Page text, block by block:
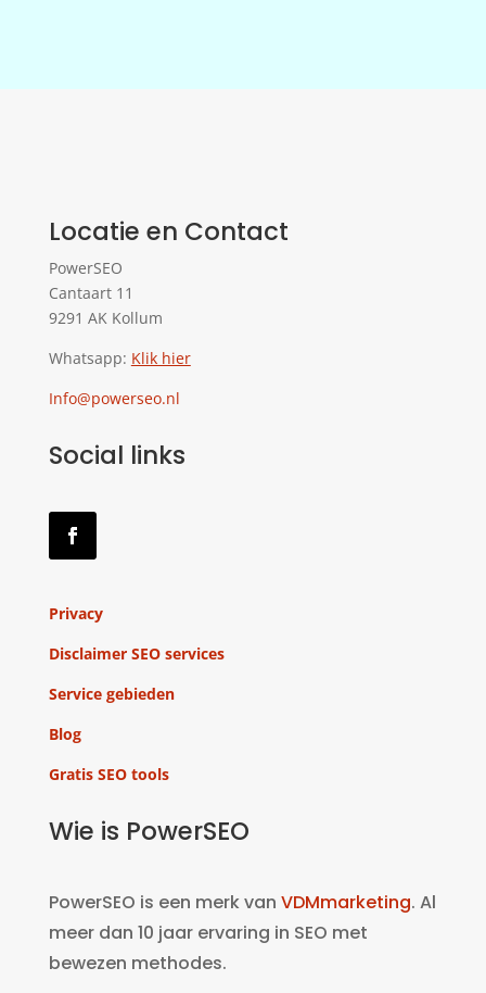
Locatie en Contact
PowerSEO
Cantaart 11
9291 AK Kollum
Whatsapp: Klik hier
Info@powerseo.nl
Social links
Privacy
Disclaimer SEO services
Service gebieden
Blog
Gratis SEO tools
Wie is PowerSEO
PowerSEO is een merk van VDMmarketing. Al
meer dan 10 jaar ervaring in SEO met
bewezen methodes.